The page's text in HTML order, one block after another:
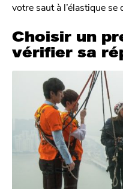
votre saut à l’élastique
Choisir un
vérifier sa